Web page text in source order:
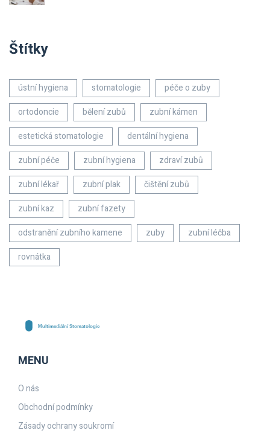
Štítky
ústní hygiena stomatologie
péče o zuby
ortodoncie
bělení zubů
zubní kámen
estetická stomatologie
dentální hygiena
zubní péče
zubní hygiena
zdraví zubů
zubní lékař
zubní plak
čištění zubů
zubní kaz
zubní fazety
odstranění zubního kamene
zuby
zubní léčba
rovnátka
MENU
O nás
Obchodní podmínky
Zásady ochrany soukromí